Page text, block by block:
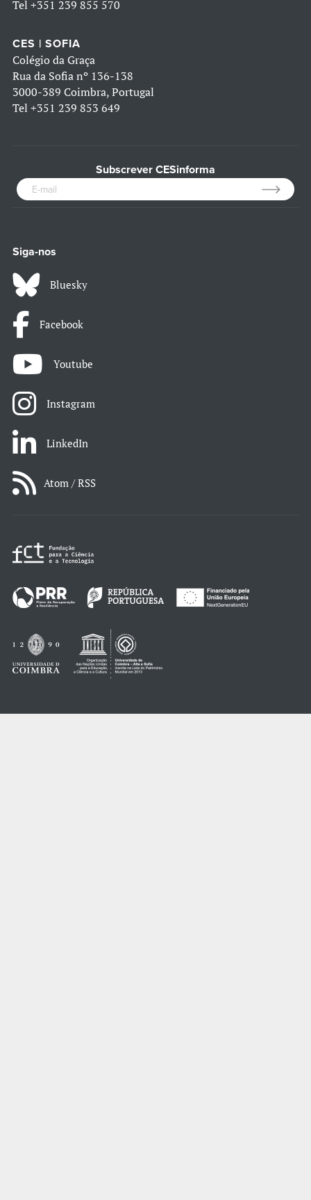
Tel +351 239 855 570
CES | SOFIA
Colégio da Graça
Rua da Sofia nº 136-138
3000-389 Coimbra, Portugal
Tel +351 239 853 649
Subscrever CESinforma
Siga-nos
Bluesky
Facebook
Youtube
Instagram
LinkedIn
Atom / RSS